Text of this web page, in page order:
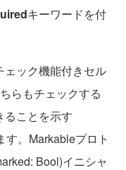
キーワードを付
ック機能付きセル
らもチェックする
ることを示す
。Markableプロト
Bool)イニシャ